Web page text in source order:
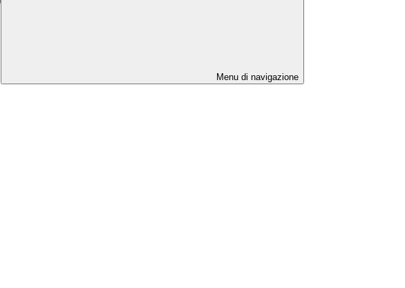
Menu di navigazione